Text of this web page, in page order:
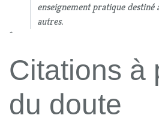
enseignement pratique
autres.
^
Citations à
du doute